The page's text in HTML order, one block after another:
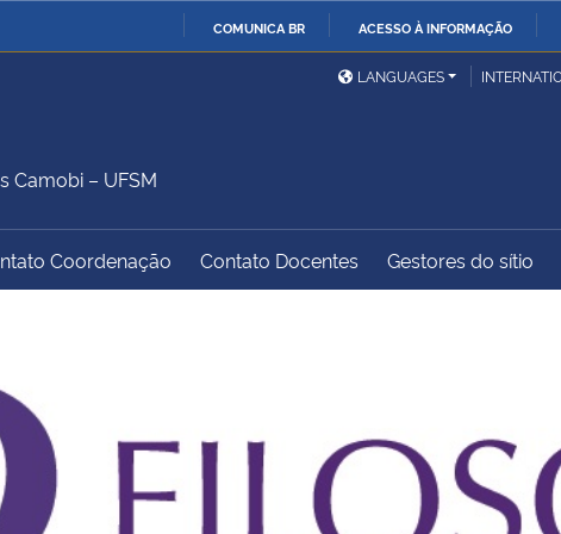
COMUNICA BR ACESSO À INFORMAÇÃO
Ministério da Defesa
Ministério das Relações
Exteriores
Ministério do
Controladoria-Geral da
LANGUAGES
Camobi – UFSM
Coordenação Contato Docentes Gestores do sítio